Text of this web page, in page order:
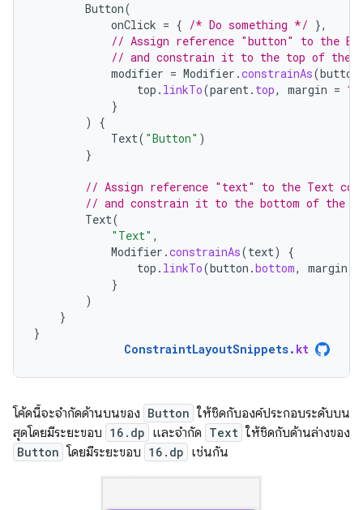
Button(
onClick = { /* Do something */ },
// Assign reference "button" to the
// and constrain it to the top of the
modifier = Modifier .constrainAs(button
top . linkTo(parent. top, margin =
}
)
{
Text( "Button" )
}
// Assign reference "text" to the Text
// and constrain it to the bottom of the
Text(
"Text" ,
Modifier .constrainAs(text)
{
top . linkTo(button .bottom, margin
}
)
}
}
ConstraintLayoutSnippets. kt
โค้ดนี้จะจำกัดด้านบนของ Button ให้ชิดกับองค์ประกอบระดับบน
สุดโดยมีระยะขอบ 16.dp และจำกัด Text ให้ชิดกับด้านล่างของ
Button โดยมีระยะขอบ 16.dp เช่นกัน